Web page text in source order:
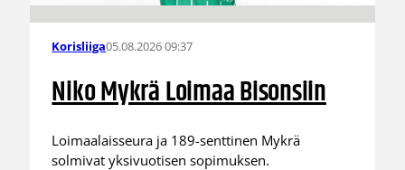
Korisliiga05.08.2026 09:37
Niko Mykrä Loimaa Bisonsiin
Loimaalaisseura ja 189-senttinen Mykrä
solmivat yksivuotisen sopimuksen.